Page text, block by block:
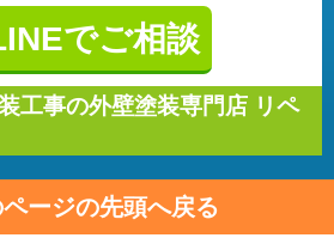
でご相談
工事の外壁塗装専門店 リペ
ージの先頭へ戻る